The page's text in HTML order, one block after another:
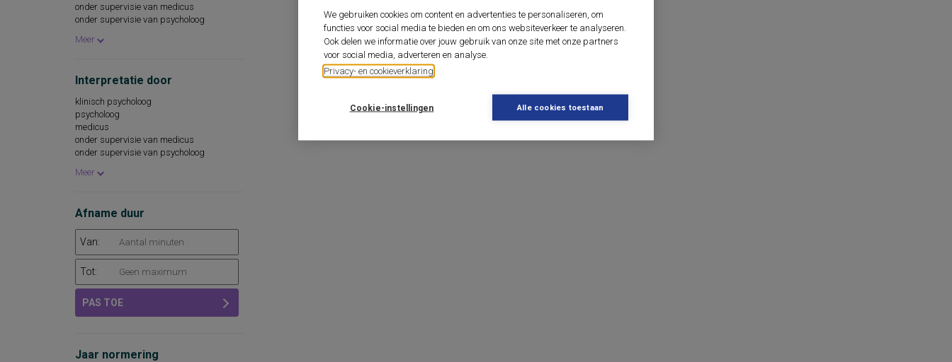
We gebruiken cookies om content en advertenties te personaliseren, om
functies voor social media te bieden en om ons websiteverkeer te analyseren.
Ook delen we informatie over jouw gebruik van onze site met onze partners
voor social media, adverteren en analyse.
Privacy- en cookieverklaring
Cookie-instellingen Alle cookies toestaan
onder supervisie van medicus
onder supervisie van psycholoog
Meer
Interpretatie door
klinisch psycholoog
psycholoog
medicus
onder supervisie van medicus
onder supervisie van psycholoog
Meer
Afname duur
Van:
Tot:
PAS TOE
Jaar normering